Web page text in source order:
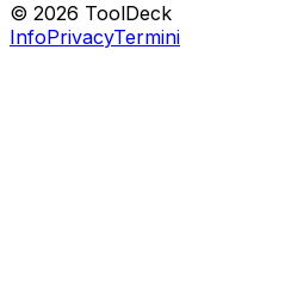
© 2026 ToolDeck
InfoPrivacyTermini